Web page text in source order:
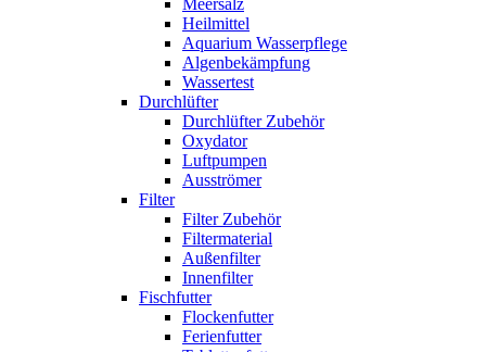
Meersalz
Heilmittel
Aquarium Wasserpflege
Algenbekämpfung
Wassertest
Durchlüfter
Durchlüfter Zubehör
Oxydator
Luftpumpen
Ausströmer
Filter
Filter Zubehör
Filtermaterial
Außenfilter
Innenfilter
Fischfutter
Flockenfutter
Ferienfutter